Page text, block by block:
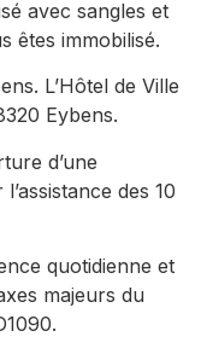
avec sangles et
êtes immobilisé.
L’Hôtel de Ville
Eybens.
d’une
des 10
quotidienne et
majeurs du